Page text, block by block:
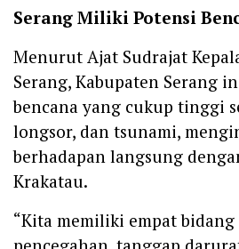
Serang Miliki Potensi
Menurut Ajat Sudrajat
Serang, Kabupaten Serang
bencana yang cukup tinggi
longsor, dan tsunami,
berhadapan langsung
Krakatau.
“Kita memiliki empat bidang